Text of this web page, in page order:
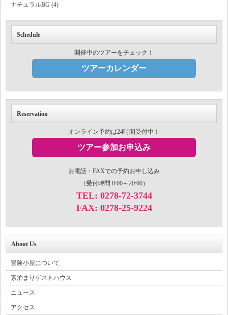
ナチュラルBG (4)
Schedule
開催中のツアーをチェック！
ツアーカレンダー
Reservation
オンライン予約は24時間受付中！
ツアー参加お申込み
お電話・FAXでの予約お申し込み
（受付時間 8:00～20:00）
TEL: 0278-72-3744
FAX: 0278-25-9224
About Us
冒険小屋について
素泊まりゲストハウス
ニュース
アクセス